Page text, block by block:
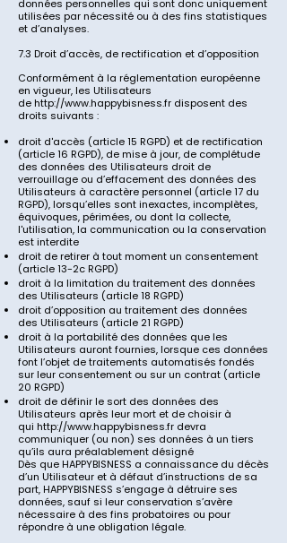
données personnelles qui sont donc uniquement
utilisées par nécessité ou à des fins statistiques
et d’analyses.
7.3 Droit d’accès, de rectification et d’opposition
Conformément à la réglementation européenne
en vigueur, les Utilisateurs
de http://www.happybisness.fr disposent des
droits suivants :
droit d'accès (article 15 RGPD) et de rectification
(article 16 RGPD), de mise à jour, de complétude
des données des Utilisateurs droit de
verrouillage ou d’effacement des données des
Utilisateurs à caractère personnel (article 17 du
RGPD), lorsqu’elles sont inexactes, incomplètes,
équivoques, périmées, ou dont la collecte,
l'utilisation, la communication ou la conservation
est interdite
droit de retirer à tout moment un consentement
(article 13-2c RGPD)
droit à la limitation du traitement des données
des Utilisateurs (article 18 RGPD)
droit d’opposition au traitement des données
des Utilisateurs (article 21 RGPD)
droit à la portabilité des données que les
Utilisateurs auront fournies, lorsque ces données
font l’objet de traitements automatisés fondés
sur leur consentement ou sur un contrat (article
20 RGPD)
droit de définir le sort des données des
Utilisateurs après leur mort et de choisir à
qui http://www.happybisness.fr devra
communiquer (ou non) ses données à un tiers
qu’ils aura préalablement désigné
Dès que HAPPYBISNESS a connaissance du décès
d’un Utilisateur et à défaut d’instructions de sa
part, HAPPYBISNESS s’engage à détruire ses
données, sauf si leur conservation s’avère
nécessaire à des fins probatoires ou pour
répondre à une obligation légale.